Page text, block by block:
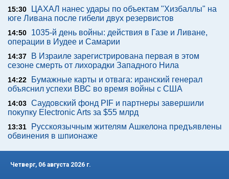
15:30
ЦАХАЛ нанес удары по объектам "Хизбаллы" на
юге Ливана после гибели двух резервистов
14:50
1035-й день войны: действия в Газе и Ливане,
операции в Иудее и Самарии
14:37
В Израиле зарегистрирована первая в этом
сезоне смерть от лихорадки Западного Нила
14:22
Бумажные карты и отвага: иранский генерал
объяснил успехи ВВС во время войны с США
14:03 Саудовский фонд PIF и партнеры завершили
покупку Electronic Arts за $55 млрд
13:31
Русскоязычным жителям Ашкелона предъявлены
обвинения в шпионаже
Четверг, 06 августа 2026 г.